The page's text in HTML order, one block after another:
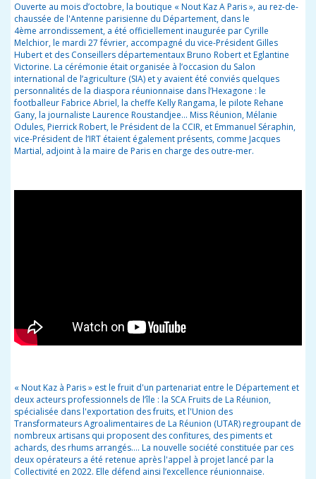
Ouverte au mois d’octobre, la boutique « NoutKaz A Paris », au rez-de-
chaussée de l'Antenne parisienne du Département, dans le
4ème arrondissement, a été officiellement inaugurée par Cyrille
Melchior, le mardi 27 février, accompagné du vice-Président Gilles
Hubert et des Conseillers départementaux Bruno Robert et Eglantine
Victorine. La cérémonie était organisée à l’occasion du Salon
international de l’agriculture (SIA) et y avaient été conviés quelques
personnalités de la diaspora réunionnaise dans l’Hexagone : le
footballeur Fabrice Abriel, la cheffe Kelly Rangama, le pilote Rehane
Gany, la journaliste Laurence Roustandjee… Miss Réunion, Mélanie
Odules, Pierrick Robert, le Président de la CCIR, et Emmanuel Séraphin,
vice-Président de l’IRT étaient également présents, comme Jacques
Martial, adjoint à la maire de Paris en charge des outre-mer.
« Nout Kaz à Paris » est le fruit d'un partenariat entre le Département et
deux acteurs professionnels de l’île : la SCA Fruits de La Réunion,
spécialisée dans l'exportation des fruits, et l'Union des
Transformateurs Agroalimentaires de La Réunion (UTAR) regroupant de
nombreux artisans qui proposent des confitures, des piments et
achards, des rhums arrangés.... La nouvelle société constituée par ces
deux opérateurs a été retenue après l'appel à projet lancé par la
Collectivité en 2022. Elle défend ainsi l’excellence réunionnaise.